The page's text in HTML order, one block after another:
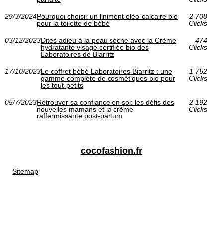
29/3/2024Pourquoi choisir un liniment oléo-calcaire bio
pour la toilette de bébé
2 708
Clicks
03/12/2023Dites adieu à la peau sèche avec la Crème
hydratante visage certifiée bio des
Laboratoires de Biarritz
474
Clicks
17/10/2023Le coffret bébé Laboratoires Biarritz : une
gamme complète de cosmétiques bio pour
les tout-petits
1 752
Clicks
05/7/2023Retrouver sa confiance en soi: les défis des
nouvelles mamans et la crème
raffermissante post-partum
2 192
Clicks
cocofashion.fr
Sitemap